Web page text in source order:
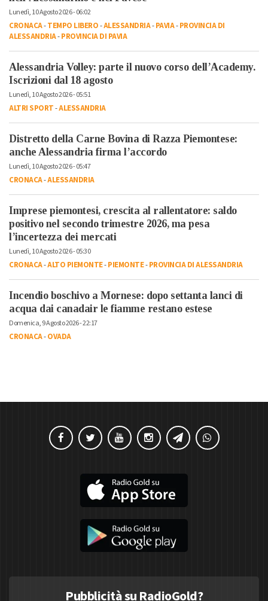
Lunedì, 10 Agosto 2026 - 06:02
CRONACA-TEMPO LIBERO-ALESSANDRIA-PAVIA-PROVINCIA DI
ALESSANDRIA-PROVINCIA DI PAVIA
Alessandria Volley: parte il nuovo corso dell’Academy.
Iscrizioni dal 18 agosto
Lunedì, 10 Agosto 2026 - 05:51
ALTRI SPORT-ALESSANDRIA
Distretto della Carne Bovina di Razza Piemontese:
anche Alessandria firma l’accordo
Lunedì, 10 Agosto 2026 - 05:47
CRONACA-ALESSANDRIA
Imprese piemontesi, crescita al rallentatore: saldo
positivo nel secondo trimestre 2026, ma pesa
l’incertezza dei mercati
Lunedì, 10 Agosto 2026 - 05:30
CRONACA-ALTO PIEMONTE-PIEMONTE-PROVINCIA DI ALESSANDRIA
Incendio boschivo a Mornese: dopo settanta lanci di
acqua dai canadair le fiamme restano estese
Domenica, 9 Agosto 2026 - 22:17
CRONACA-OVADA
Pubblicità su RadioGold?